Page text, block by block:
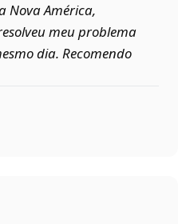
Nova América,
meu problema
dia. Recomendo